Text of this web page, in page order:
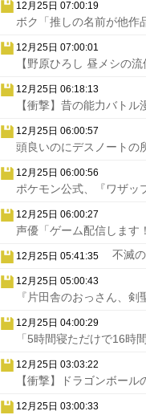
12月25日 07:00:19
ボク「推しの名前が他
12月25日 07:00:01
【野原ひろし 昼メシの
12月25日 06:18:13
【衝撃】昔の能力バト
12月25日 06:00:57
頭良いのにデスノートの
12月25日 06:00:56
ポケモン公式、『ワザッ
12月25日 06:00:27
声優「ゲーム配信します
12月25日 05:41:35 不滅
12月25日 05:00:43
『片田舎のおっさん、剣
12月25日 04:00:29
「5時間寝ただけで16時
12月25日 03:03:22
【衝撃】ドラゴンボール
12月25日 03:00:33